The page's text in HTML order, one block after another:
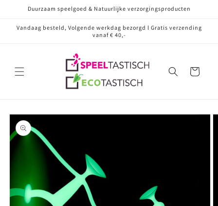
naar de
Duurzaam speelgoed & Natuurlijke verzorgingsproducten
Vandaag besteld, Volgende werkdag bezorgd l Gratis verzending
vanaf € 40,-
Winkelwagen
direct naar